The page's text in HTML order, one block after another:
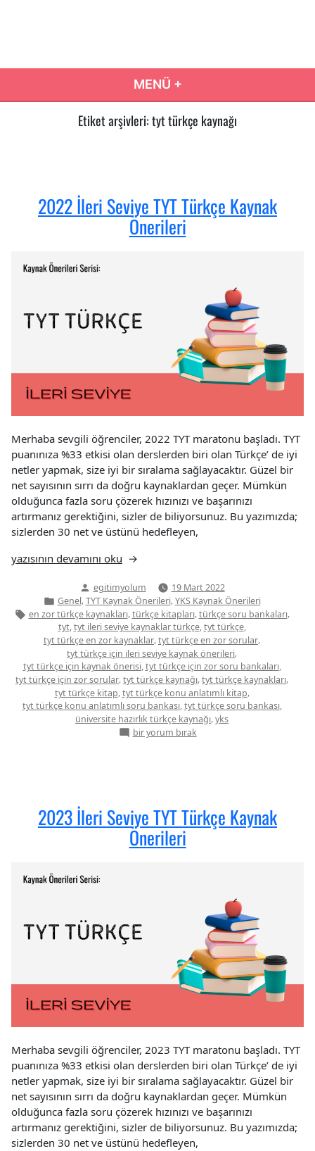
MENÜ +
Etiket arşivleri:tyt türkçe kaynağı
2022 İleri Seviye TYT Türkçe Kaynak
Önerileri
Merhaba sevgili öğrenciler, 2022 TYT maratonu başladı. TYT
puanınıza %33 etkisi olan derslerden biri olan Türkçe’ de iyi
netler yapmak, size iyi bir sıralama sağlayacaktır. Güzel bir
net sayısının sırrı da doğru kaynaklardan geçer. Mümkün
olduğunca fazla soru çözerek hızınızı ve başarınızı
artırmanız gerektiğini, sizler de biliyorsunuz. Bu yazımızda;
sizlerden 30 net ve üstünü hedefleyen,
“2022
Türkçe
Kaynak
yazısının devamını oku
Yazan:
egitimyolum
19 Mart 2022
Yazı
kategorisi
Genel,TYT Kaynak Önerileri,YKS Kaynak Önerileri
Etiketler:
en zor türkçe kaynakları,türkçe kitapları,türkçe soru bankaları,
tyt,tyt ileri seviye kaynaklar türkçe,tyt türkçe,
tyt türkçe en zor kaynaklar,tyt türkçe en zor sorular,
tyt türkçe için ileri seviye kaynak önerileri,
tyt türkçe için kaynak önerisi,tyt türkçe için zor soru bankaları,
tyt türkçe için zor sorular,tyt türkçe kaynağı,tyt türkçe kaynakları,
tyt türkçe kitap,tyt türkçe konu anlatımlı kitap,
tyt türkçe konu anlatımlı soru bankası,tyt türkçe soru bankası,
üniversite hazırlık türkçe kaynağı,yks
2022
Önerileri
için
bir yorum bırak
2023 İleri Seviye TYT Türkçe Kaynak
Önerileri
Merhaba sevgili öğrenciler, 2023 TYT maratonu başladı. TYT
puanınıza %33 etkisi olan derslerden biri olan Türkçe’ de iyi
netler yapmak, size iyi bir sıralama sağlayacaktır. Güzel bir
net sayısının sırrı da doğru kaynaklardan geçer. Mümkün
olduğunca fazla soru çözerek hızınızı ve başarınızı
artırmanız gerektiğini, sizler de biliyorsunuz. Bu yazımızda;
sizlerden 30 net ve üstünü hedefleyen,